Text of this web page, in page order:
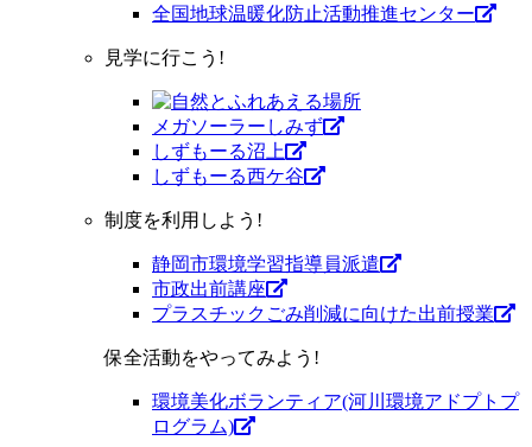
全国地球温暖化防止活動推進センター
見学に行こう!
メガソーラーしみず
しずもーる沼上
しずもーる⻄ケ谷
制度を利用しよう!
静岡市環境学習指導員派遣
市政出前講座
プラスチックごみ削減に向けた出前授業
保全活動をやってみよう!
環境美化ボランティア(河川環境アドプトプ
ログラム)